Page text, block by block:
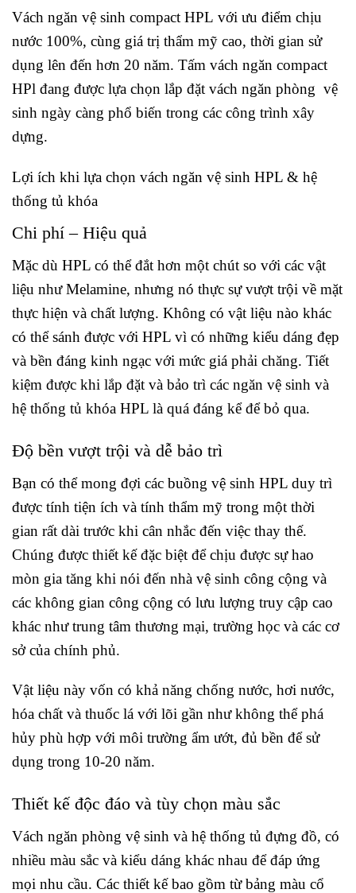
Vách ngăn vệ sinh compact HPL với ưu điểm chịu
nước 100%, cùng giá trị thẩm mỹ cao, thời gian sử
dụng lên đến hơn 20 năm. Tấm vách ngăn compact
HPl đang được lựa chọn lắp đặt vách ngăn phòng vệ
sinh ngày càng phổ biến trong các công trình xây
dựng.
Lợi ích khi lựa chọn vách ngăn vệ sinh HPL & hệ
thống tủ khóa
Chi phí – Hiệu quả
Mặc dù HPL có thể đắt hơn một chút so với các vật
liệu như Melamine, nhưng nó thực sự vượt trội về mặt
thực hiện và chất lượng. Không có vật liệu nào khác
có thể sánh được với HPL vì có những kiểu dáng đẹp
và bền đáng kinh ngạc với mức giá phải chăng. Tiết
kiệm được khi lắp đặt và bảo trì các ngăn vệ sinh và
hệ thống tủ khóa HPL là quá đáng kể để bỏ qua.
Độ bền vượt trội và dễ bảo trì
Bạn có thể mong đợi các buồng vệ sinh HPL duy trì
được tính tiện ích và tính thẩm mỹ trong một thời
gian rất dài trước khi cân nhắc đến việc thay thế.
Chúng được thiết kế đặc biệt để chịu được sự hao
mòn gia tăng khi nói đến nhà vệ sinh công cộng và
các không gian công cộng có lưu lượng truy cập cao
khác như trung tâm thương mại, trường học và các cơ
sở của chính phủ.
Vật liệu này vốn có khả năng chống nước, hơi nước,
hóa chất và thuốc lá với lõi gần như không thể phá
hủy phù hợp với môi trường ẩm ướt, đủ bền để sử
dụng trong 10-20 năm.
Thiết kế độc đáo và tùy chọn màu sắc
Vách ngăn phòng vệ sinh và hệ thống tủ đựng đồ, có
nhiều màu sắc và kiểu dáng khác nhau để đáp ứng
mọi nhu cầu. Các thiết kế bao gồm từ bảng màu cổ